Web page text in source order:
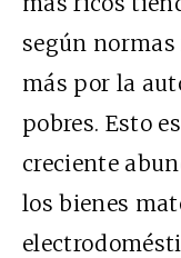
según
más por la
pobres. Esto
creciente
los bienes